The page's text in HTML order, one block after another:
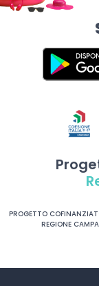
PROGETTO
REGIONE